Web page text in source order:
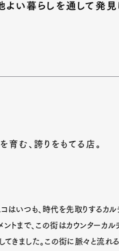
よい暮らしを通して発
育む、誇りをもてる店。
はいつも、時代を先取りするカ
ントまで、この街はカウンター
てきました。この街に脈々と流れ